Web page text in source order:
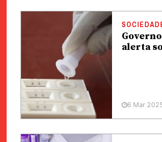
alerta
6 Mar